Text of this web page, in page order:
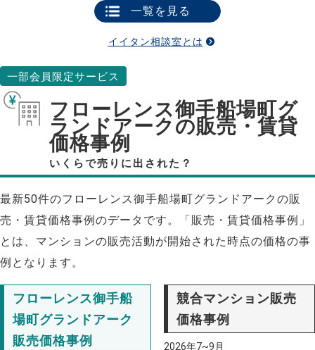
一覧を見る
イイタン相談室とは
一部会員限定サービス
フローレンス御手船場町グ
ランドアークの販売・賃貸
価格事例
いくらで売りに出された？
最新50件のフローレンス御手船場町グランドアークの販
売・賃貸価格事例のデータです。「販売・賃貸価格事例」
とは、マンションの販売活動が開始された時点の価格の事
例となります。
フローレンス御手船
場町グランドアーク
販売価格事例
競合マンション販売
価格事例
2026年7~9月